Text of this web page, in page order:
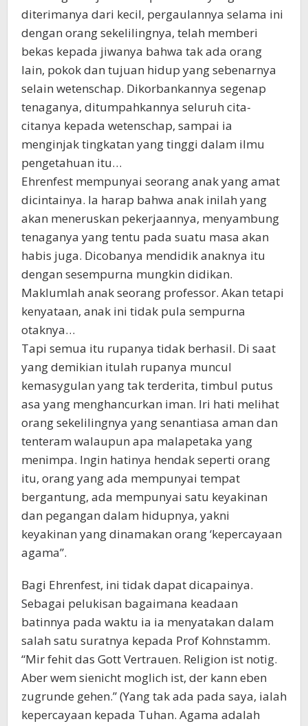
diterimanya dari kecil, pergaulannya selama ini
dengan orang sekelilingnya, telah memberi
bekas kepada jiwanya bahwa tak ada orang
lain, pokok dan tujuan hidup yang sebenarnya
selain wetenschap. Dikorbankannya segenap
tenaganya, ditumpahkannya seluruh cita-
citanya kepada wetenschap, sampai ia
menginjak tingkatan yang tinggi dalam ilmu
pengetahuan itu…
Ehrenfest mempunyai seorang anak yang amat
dicintainya. Ia harap bahwa anak inilah yang
akan meneruskan pekerjaannya, menyambung
tenaganya yang tentu pada suatu masa akan
habis juga. Dicobanya mendidik anaknya itu
dengan sesempurna mungkin didikan.
Maklumlah anak seorang professor. Akan tetapi
kenyataan, anak ini tidak pula sempurna
otaknya…
Tapi semua itu rupanya tidak berhasil. Di saat
yang demikian itulah rupanya muncul
kemasygulan yang tak terderita, timbul putus
asa yang menghancurkan iman. Iri hati melihat
orang sekelilingnya yang senantiasa aman dan
tenteram walaupun apa malapetaka yang
menimpa. Ingin hatinya hendak seperti orang
itu, orang yang ada mempunyai tempat
bergantung, ada mempunyai satu keyakinan
dan pegangan dalam hidupnya, yakni
keyakinan yang dinamakan orang ‘kepercayaan
agama”.
Bagi Ehrenfest, ini tidak dapat dicapainya.
Sebagai pelukisan bagaimana keadaan
batinnya pada waktu ia ia menyatakan dalam
salah satu suratnya kepada Prof Kohnstamm.
“Mir fehit das Gott Vertrauen. Religion ist notig.
Aber wem sienicht moglich ist, der kann eben
zugrunde gehen.” (Yang tak ada pada saya, ialah
kepercayaan kepada Tuhan. Agama adalah